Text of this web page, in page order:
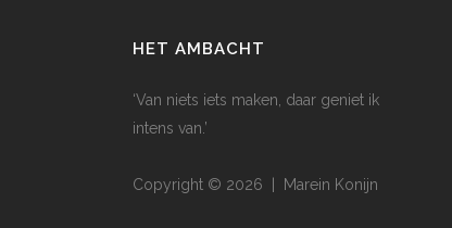
HET AMBACHT
‘Van niets iets maken, daar geniet ik
intens van.’
Copyright © 2026 | Marein Konijn